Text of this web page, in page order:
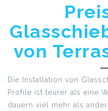
von
Die Installation von
Profile ist teurer als eine
dauern viel mehr als